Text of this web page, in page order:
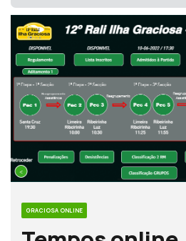
GRACIOSA ONLINE